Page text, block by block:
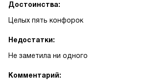
Достоинства:
Целых пять конфорок
Недостатки:
Не заметила ни одного
Комментарий: